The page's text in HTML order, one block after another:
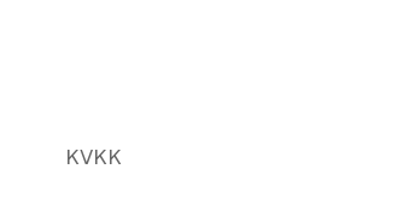
KVKK